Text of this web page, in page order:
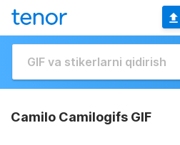
Camilo Camilogifs GIF